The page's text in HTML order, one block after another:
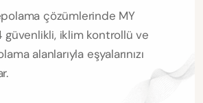
çözümlerinde MY
güvenlikli, iklim kontrollü ve
alanlarıyla eşyalarınızı